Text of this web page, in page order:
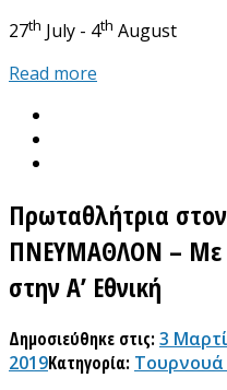
27th July - 4th August
Read more
Πρωταθλήτρια
ΠΝΕΥΜΑΘΛΟΝ – Με
στην Α’ Εθνική
Δημοσιεύθηκε στις:3
2019Κατηγορία: